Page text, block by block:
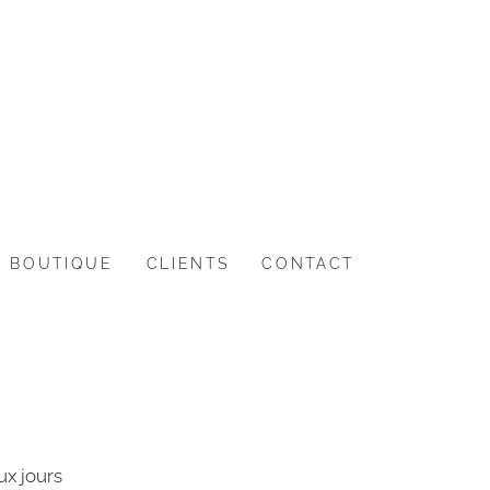
BOUTIQUE CLIENTS CONTACT
jours